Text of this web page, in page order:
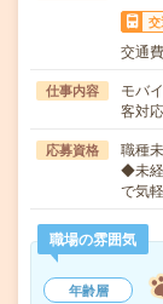
交通
仕事内容
モバ
客対
応募資格
職種
◆未経
で気
職場の雰囲気
年齢層